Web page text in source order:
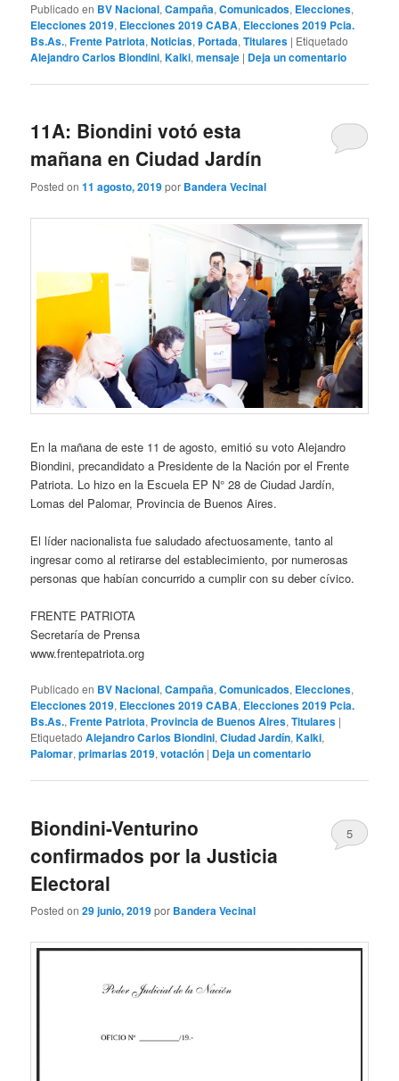
Publicado en BV Nacional,Campaña,Comunicados, Elecciones,
Elecciones 2019, Elecciones 2019 CABA, Elecciones 2019 Pcia.
Bs.As.,Frente Patriota,Noticias, Portada,Titulares | Etiquetado
Alejandro Carlos Biondini,Kalki,mensaje | Deja un comentario
11A: Biondini votó esta
mañana en Ciudad Jardín
Posted on11 agosto, 2019por Bandera Vecinal
En la mañana de este 11 de agosto, emitió su voto Alejandro
Biondini, precandidato a Presidente de la Nación por el Frente
Patriota. Lo hizo en la Escuela EP N° 28 de Ciudad Jardín,
Lomas del Palomar, Provincia de Buenos Aires.
El líder nacionalista fue saludado afectuosamente, tanto al
ingresar como al retirarse del establecimiento, por numerosas
personas que habían concurrido a cumplir con su deber cívico.
FRENTE PATRIOTA
Secretaría de Prensa
www.frentepatriota.org
Publicado en BV Nacional,Campaña,Comunicados, Elecciones,
Elecciones 2019, Elecciones 2019 CABA, Elecciones 2019 Pcia.
Bs.As.,Frente Patriota, Provincia de Buenos Aires,Titulares |
Etiquetado Alejandro Carlos Biondini,Ciudad Jardín,Kalki,
Palomar,primarias 2019,votación | Deja un comentario
Biondini-Venturino
confirmados por la Justicia
Electoral
Posted on29 junio, 2019por Bandera Vecinal
5